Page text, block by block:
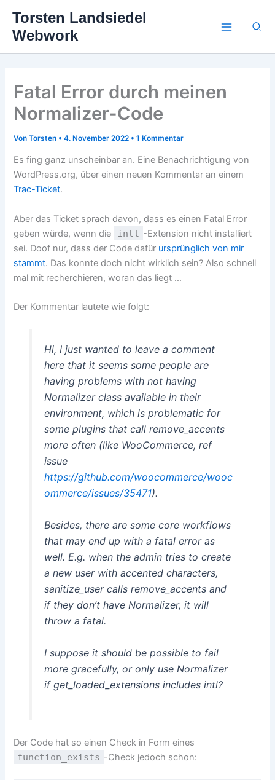
Inhalt
springen
Torsten Landsiedel
Webwork
Fatal Error durch meinen
Normalizer-Code
VonTorsten •4. November 2022 •1 Kommentar
Es fing ganz unscheinbar an. Eine Benachrichtigung von
WordPress.org, über einen neuen Kommentar an einem
Trac-Ticket.
Aber das Ticket sprach davon, dass es einen Fatal Error
geben würde, wenn die
intl
-Extension nicht installiert
sei. Doof nur, dass der Code dafür ursprünglich von mir
stammt. Das konnte doch nicht wirklich sein? Also schnell
mal mit recherchieren, woran das liegt …
Der Kommentar lautete wie folgt:
Hi, I just wanted to leave a comment
here that it seems some people are
having problems with not having
Normalizer class available in their
environment, which is problematic for
some plugins that call remove_accents
more often (like WooCommerce, ref
issue
https://github.com/woocommerce/wooc
ommerce/issues/35471).
Besides, there are some core workflows
that may end up with a fatal error as
well. E.g. when the admin tries to create
a new user with accented characters,
sanitize_user calls remove_accents and
if they don’t have Normalizer, it will
throw a fatal.
I suppose it should be possible to fail
more gracefully, or only use Normalizer
if get_loaded_extensions includes intl?
Der Code hat so einen Check in Form eines
function_exists -Check jedoch schon: